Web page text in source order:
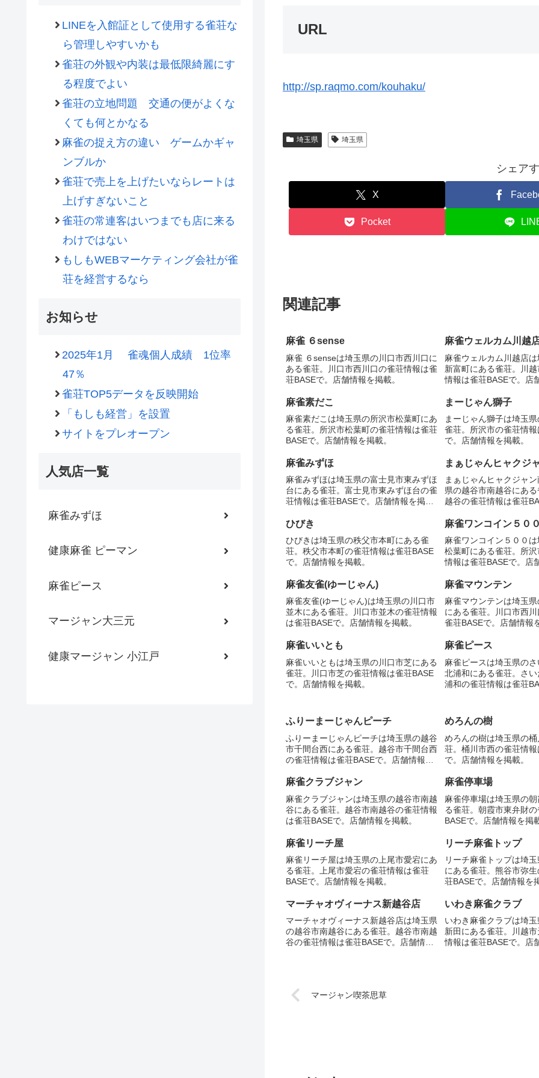
URL
http://sp.raqmo.com/kouhaku/
埼玉県 埼玉県
シェア
X
Pocket
関連記事
麻雀 ６sense
麻雀 ６senseは埼玉県の川口市西川口に
ある雀荘。川口市西川口の雀荘情報は雀
荘BASEで。店舗情報を掲載。
麻雀ウェルカム川越
麻雀ウェルカム川越店
新富町にある雀荘。川
情報は雀荘BASEで。店
麻雀素だこ
麻雀素だこは埼玉県の所沢市松葉町にあ
る雀荘。所沢市松葉町の雀荘情報は雀荘
BASEで。店舗情報を掲載。
まーじゃん獅子
まーじゃん獅子は埼玉
雀荘。所沢市の雀荘情
で。店舗情報を掲載。
麻雀みずほ
麻雀みずほは埼玉県の富士見市東みずほ
台にある雀荘。富士見市東みずほ台の雀
荘情報は雀荘BASEで。店舗情報を掲
まぁじゃんヒャクジ
まぁじゃんヒャクジャ
県の越谷市南越谷にあ
越谷の雀荘情報は雀荘
ひびき
ひびきは埼玉県の秩父市本町にある雀
荘。秩父市本町の雀荘情報は雀荘BASE
で。店舗情報を掲載。
麻雀ワンコイン５０
麻雀ワンコイン５００
松葉町にある雀荘。所
情報は雀荘BASEで。店
麻雀友雀(ゆーじゃん)
麻雀友雀(ゆーじゃん)は埼玉県の川口市
並木にある雀荘。川口市並木の雀荘情報
は雀荘BASEで。店舗情報を掲載。
麻雀マウンテン
麻雀マウンテンは埼玉
にある雀荘。川口市西
雀荘BASEで。店舗情報
麻雀いいとも
麻雀いいともは埼玉県の川口市芝にある
雀荘。川口市芝の雀荘情報は雀荘BASE
で。店舗情報を掲載。
麻雀ピース
麻雀ピースは埼玉県の
北浦和にある雀荘。さ
浦和の雀荘情報は雀荘
ふりーまーじゃんピーチ
ふりーまーじゃんピーチは埼玉県の越谷
市千間台西にある雀荘。越谷市千間台西
の雀荘情報は雀荘BASEで。店舗情報を
めろんの樹
めろんの樹は埼玉県の
荘。桶川市西の雀荘情
で。店舗情報を掲載。
麻雀クラブジャン
麻雀クラブジャンは埼玉県の越谷市南越
谷にある雀荘。越谷市南越谷の雀荘情報
は雀荘BASEで。店舗情報を掲載。
麻雀停車場
麻雀停車場は埼玉県の
る雀荘。朝霞市東弁財
BASEで。店舗情報を掲
麻雀リーチ屋
麻雀リーチ屋は埼玉県の上尾市愛宕にあ
る雀荘。上尾市愛宕の雀荘情報は雀荘
BASEで。店舗情報を掲載。
リーチ麻雀トップ
リーチ麻雀トップは埼
にある雀荘。熊谷市弥
荘BASEで。店舗情報を
マーチャオヴィーナス新越谷店
マーチャオヴィーナス新越谷店は埼玉県
の越谷市南越谷にある雀荘。越谷市南越
谷の雀荘情報は雀荘BASEで。店舗情報
いわき麻雀クラブ
いわき麻雀クラブは埼
新田にある雀荘。川越
情報は雀荘BASEで。店
マージャン喫茶思草
LINEを入館証として使用する雀荘な
ら管理しやすいかも
雀荘の外観や内装は最低限綺麗にす
る程度でよい
雀荘の立地問題 交通の便がよくな
くても何とかなる
麻雀の捉え方の違い ゲームかギャ
ンブルか
雀荘で売上を上げたいならレートは
上げすぎないこと
雀荘の常連客はいつまでも店に来る
わけではない
もしもWEBマーケティング会社が雀
荘を経営するなら
お知らせ
2025年1月 雀魂個人成績 1位率
47％
雀荘TOP5データを反映開始
「もしも経営」を設置
サイトをプレオープン
人気店一覧
麻雀みずほ
健康麻雀 ピーマン
麻雀ピース
マージャン大三元
健康マージャン 小江戸